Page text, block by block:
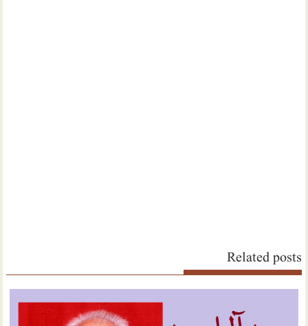
Related posts